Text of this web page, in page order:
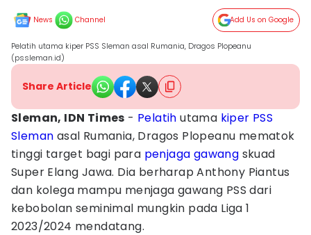
News Channel Add Us on Google
Pelatih utama kiper PSS Sleman asal Rumania, Dragos Plopeanu
(pssleman.id)
Share Article
Sleman, IDN Times - Pelatih utama kiper PSS
Sleman asal Rumania, Dragos Plopeanu mematok
tinggi target bagi para penjaga gawang skuad
Super Elang Jawa. Dia berharap Anthony Piantus
dan kolega mampu menjaga gawang PSS dari
kebobolan seminimal mungkin pada Liga 1
2023/2024 mendatang.